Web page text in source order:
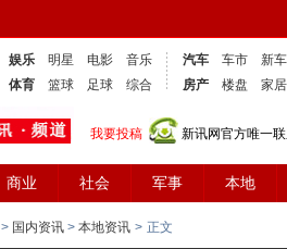
娱乐 明星 电影
音乐
体育
篮球 足球 综合
汽车 车市 新车
房产
楼盘 家居
我要投稿 新讯网官方唯一
商业 社会 军事 本地
> 国内资讯 > 本地资讯 > 正文